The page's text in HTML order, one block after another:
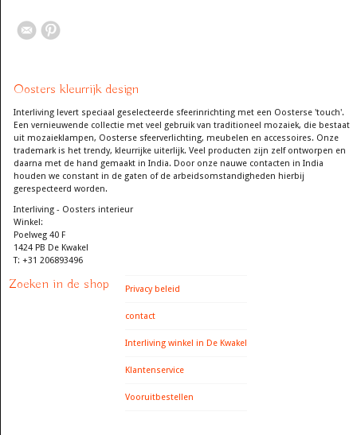
Oosters kleurrijk design
Interliving levert speciaal geselecteerde sfeerinrichting met een Oosterse 'touch'.
Een vernieuwende collectie met veel gebruik van traditioneel mozaiek, die bestaat
uit mozaieklampen, Oosterse sfeerverlichting, meubelen en accessoires. Onze
trademark is het trendy, kleurrijke uiterlijk. Veel producten zijn zelf ontworpen en
daarna met de hand gemaakt in India. Door onze nauwe contacten in India
houden we constant in de gaten of de arbeidsomstandigheden hierbij
gerespecteerd worden.
Interliving - Oosters interieur
Winkel:
Poelweg 40 F
1424 PB De Kwakel
T: +31 206893496
Zoeken in de shop Privacy beleid
contact
Interliving winkel in De Kwakel
Klantenservice
Vooruitbestellen